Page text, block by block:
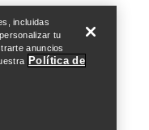
incluidas
tu
anuncios
Política de